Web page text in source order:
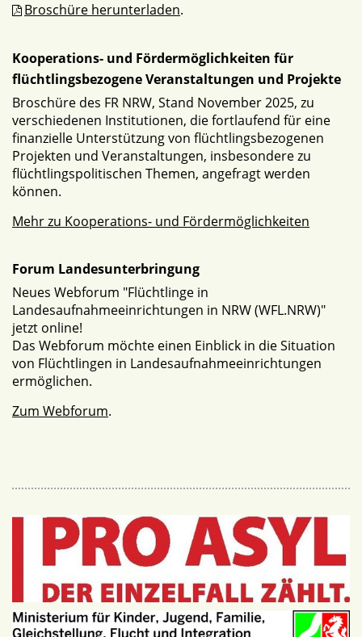
Broschüre herunterladen.
Kooperations- und Fördermöglichkeiten für
flüchtlingsbezogene Veranstaltungen und Projekte
Broschüre des FR NRW, Stand November 2025, zu
verschiedenen Institutionen, die fortlaufend für eine
finanzielle Unterstützung von flüchtlingsbezogenen
Projekten und Veranstaltungen, insbesondere zu
flüchtlingspolitischen Themen, angefragt werden
können.
Mehr zu Kooperations- und Fördermöglichkeiten
Forum Landesunterbringung
Neues Webforum "Flüchtlinge in
Landesaufnahmeeinrichtungen in NRW (WFL.NRW)"
jetzt online!
Das Webforum möchte einen Einblick in die Situation
von Flüchtlingen in Landesaufnahmeeinrichtungen
ermöglichen.
Zum Webforum.